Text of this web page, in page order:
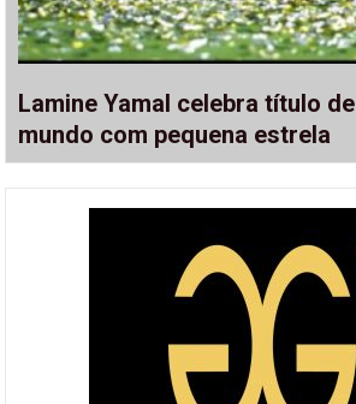
Lamine Yamal celebra título
mundo com pequena estrela